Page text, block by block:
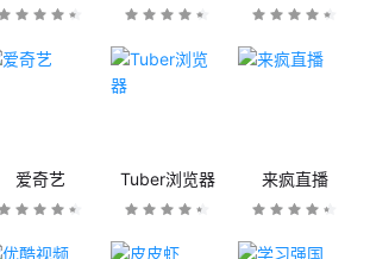
爱奇艺 Tuber浏览器 来疯直播